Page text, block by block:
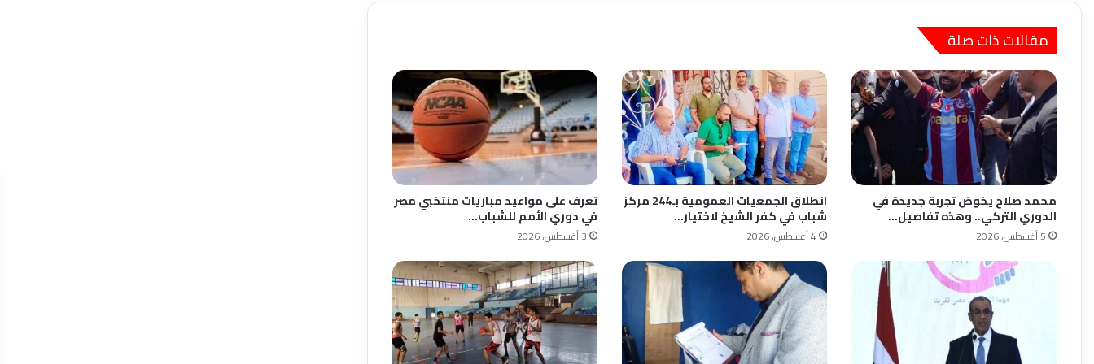
مقالات ذات صلة
محمد صلاح يخوض تجربة جديدة في
الدوري التركي.. وهذه تفاصيل…
5 أغسطس، 2026
انطلاق الجمعيات العمومية بـ244 مركز
شباب في كفر الشيخ لاختيار…
4 أغسطس، 2026
تعرف على مواعيد مباريات منتخبي مصر
في دوري الأمم للشباب…
3 أغسطس، 2026